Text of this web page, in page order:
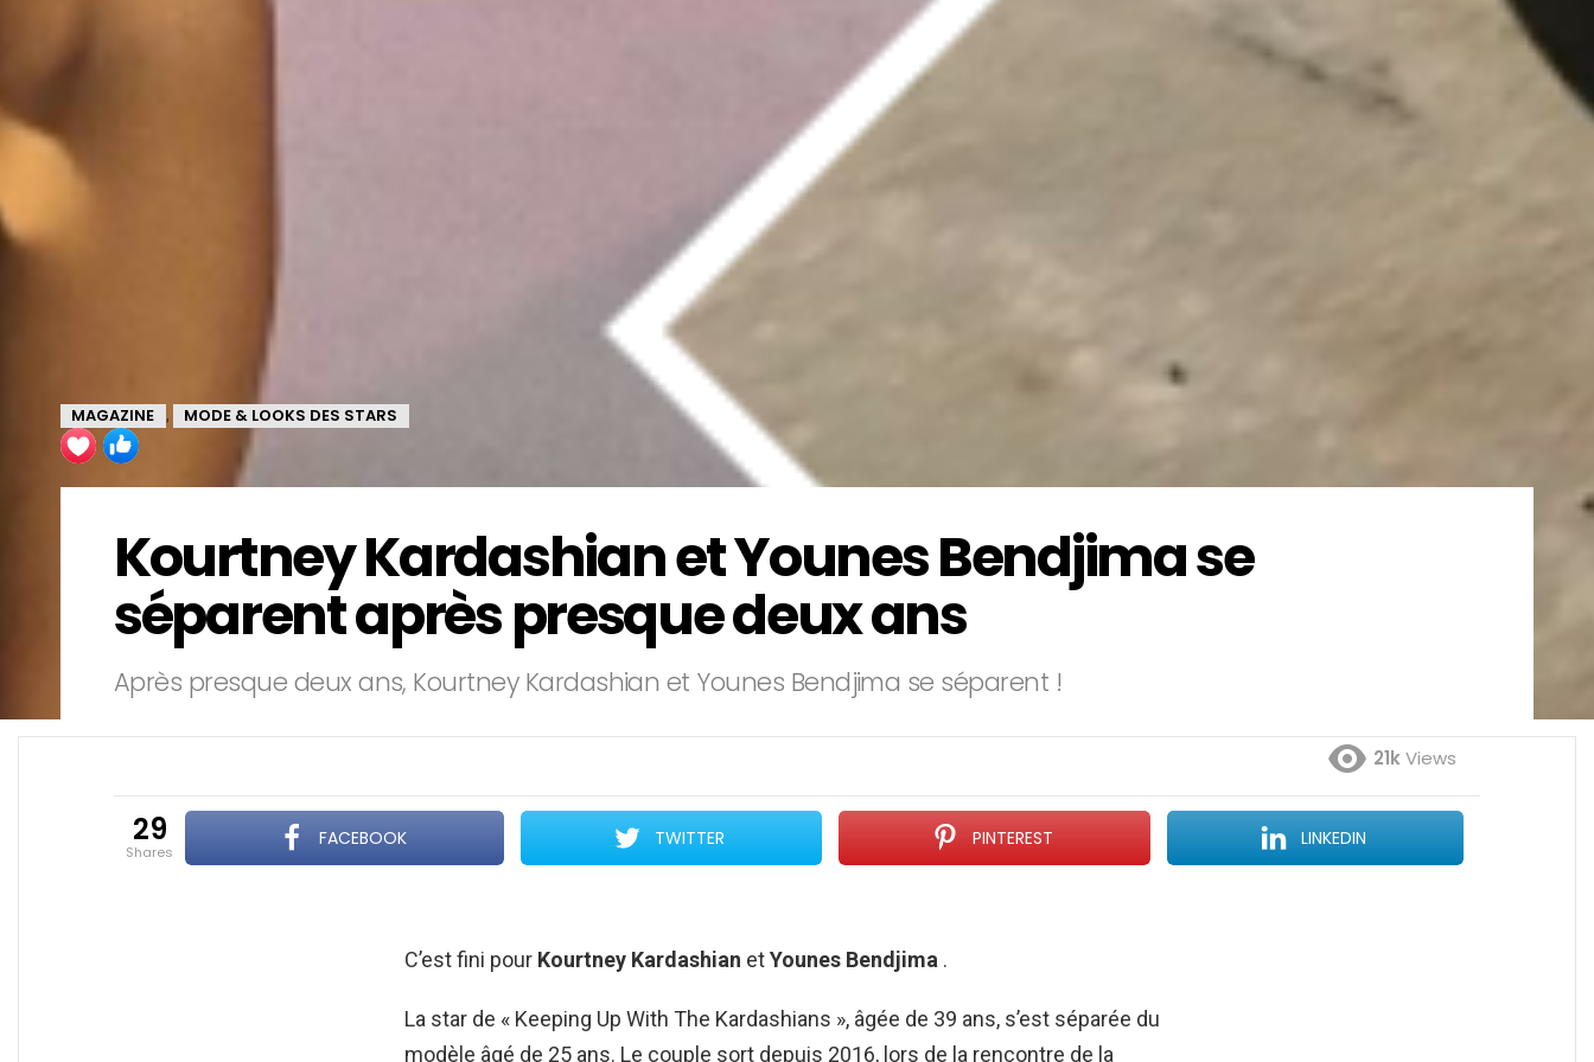
MAGAZINE , MODE & LOOKS DES STARS
Kourtney Kardashian et Younes Bendjima se
séparent après presque deux ans
Après presque deux ans, Kourtney Kardashian et Younes Bendjima se séparent !
21kViews
29
shares
FACEBOOK TWITTER PINTEREST LINKEDIN
C’est fini pour Kourtney Kardashian etYounes Bendjima .
La star de « Keeping Up With The Kardashians », âgée de 39 ans, s’est séparée du
modèle âgé de 25 ans. Le couple sort depuis 2016, lors de la rencontre de la